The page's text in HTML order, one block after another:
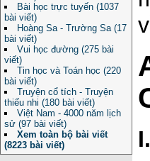
Bài học trực tuyến (1037
bài viết)
Hoàng Sa - Trường Sa (17
bài viết)
Vui học đường (275 bài
viết)
Tin học và Toán học (220
bài viết)
Truyện cổ tích - Truyện
thiếu nhi (180 bài viết)
Việt Nam - 4000 năm lịch
sử (97 bài viết)
Xem toàn bộ bài viết
(8223 bài viết)